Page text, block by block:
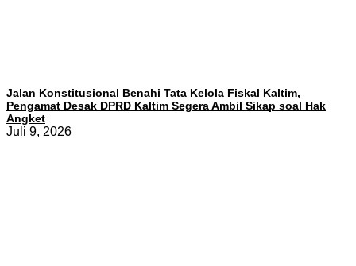
Jalan Konstitusional Benahi Tata Kelola Fiskal Kaltim,
Pengamat Desak DPRD Kaltim Segera Ambil Sikap soal Hak
Angket
Juli 9, 2026